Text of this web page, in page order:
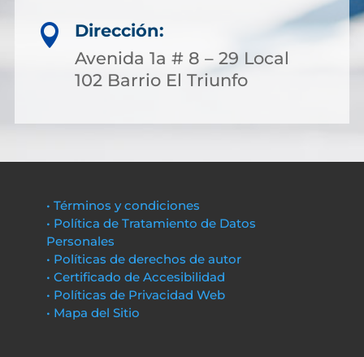

Dirección:
Avenida 1a # 8 – 29 Local
102 Barrio El Triunfo
• Términos y condiciones
• Política de Tratamiento de Datos
Personales
• Políticas de derechos de autor
• Certificado de Accesibilidad
• Políticas de Privacidad Web
• Mapa del Sitio